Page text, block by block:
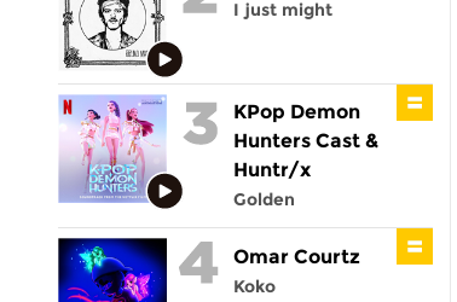
I just might
KPop Demon
Hunters Cast &
Huntr/x
Golden
Omar Courtz
Koko